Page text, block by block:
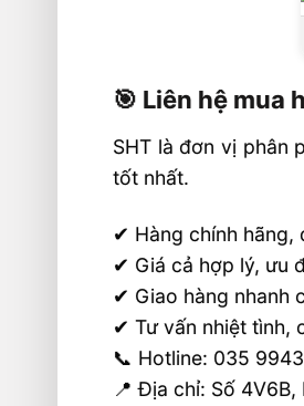
🎯 Liên hệ mua
SHT là đơn vị phân
tốt nhất.
✔ Hàng chính hãng,
✔ Giá cả hợp lý, ưu
✔ Giao hàng nhanh
✔ Tư vấn nhiệt tình,
📞 Hotline: 035
📍 Địa chỉ: Số 4V6B,